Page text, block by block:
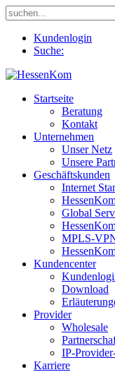
Kundenlogin
Suche:
Startseite
Beratung
Kontakt
Unternehmen
Unser Netz
Unsere
Geschäftskunden
Internet
Global
MPLS-
Kundencenter
Download
Provider
Wholesale
IP-
Karriere